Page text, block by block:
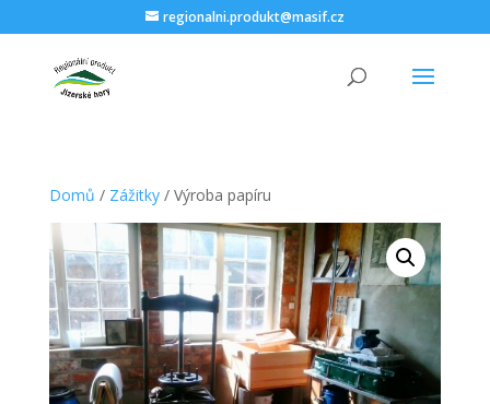
regionalni.produkt@masif.cz
Domů / Zážitky/ Výroba papíru